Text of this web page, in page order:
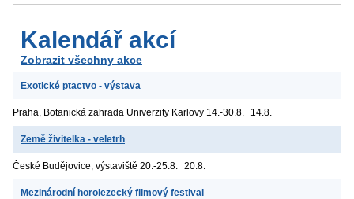
Kalendář akcí
Zobrazit všechny akce
Exotické ptactvo - výstava
Praha, Botanická zahrada Univerzity Karlovy 14.-30.8. 14.8.
Země živitelka - veletrh
České Budějovice, výstaviště 20.-25.8. 20.8.
Mezinárodní horolezecký filmový festival